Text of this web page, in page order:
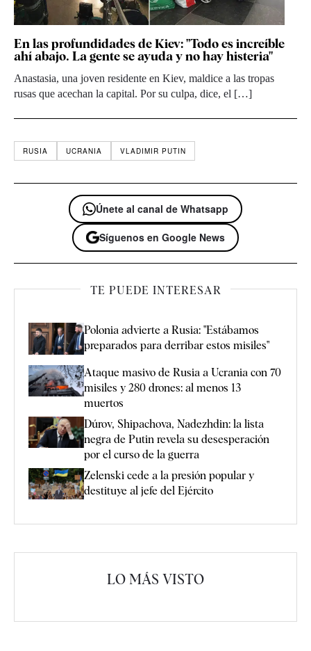
En las profundidades de Kiev: "Todo es increíble
ahí abajo. La gente se ayuda y no hay histeria"
Anastasia, una joven residente en Kiev, maldice a las tropas
rusas que acechan la capital. Por su culpa, dice, el […]
RUSIA UCRANIA VLADIMIR PUTIN
Únete al canal de Whatsapp
Síguenos en Google News
TE PUEDE INTERESAR
Polonia advierte a Rusia: "Estábamos
preparados para derribar estos misiles"
Ataque masivo de Rusia a Ucrania con 70
misiles y 280 drones: al menos 13
muertos
Dúrov, Shipachova, Nadezhdin: la lista
negra de Putin revela su desesperación
por el curso de la guerra
Zelenski cede a la presión popular y
destituye al jefe del Ejército
LO MÁS VISTO